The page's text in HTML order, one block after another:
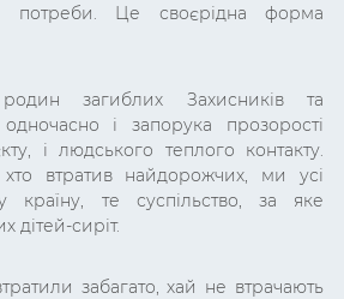
потреби. Це своєрідна форма
загиблих Захисників та
і запорука прозорості
і людського теплого контакту.
втратив найдорожчих, ми усі
країну, те суспільство, за яке
дітей-сиріт.
забагато, хай не втрачають